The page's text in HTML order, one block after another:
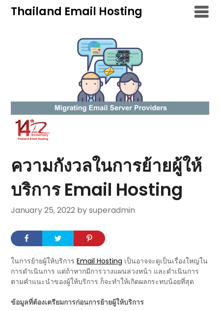
SkipThailand Email Hosting
ความกังวลในการย้ายผู้ให้
บริการ Email Hosting
January 25, 2022 by superadmin
ในการย้ายผู้ให้บริการEmail Hosting เป็นอาจจะดูเป็นเรื่องใหญ่ใน
การดำเนินการ แต่ถ้าหากมีการวางแผนล่วงหน้า และดำเนินการ
ตามคำแนะนำของผู้ให้บริการ ก็จะทำให้เกิดผลกระทบน้อยที่สุด
ข้อมูลที่ต้องเตรียมการก่อนการย้ายผู้ให้บริการ